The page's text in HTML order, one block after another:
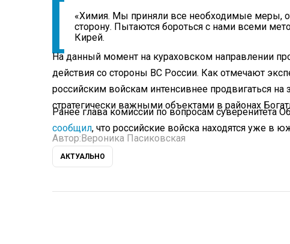
«Химия. Мы приняли все необходимые меры,
сторону. Пытаются бороться с нами всеми
Кирей.
На данный момент на кураховском направлении
действия со стороны ВС России. Как отмечают
российским войскам интенсивнее продвигаться
стратегически важными объектами в районах
Ранее глава комиссии по вопросам
сообщил, что российские войска находятся уже в
Автор: Вероника Пасиковская
АКТУАЛЬНО